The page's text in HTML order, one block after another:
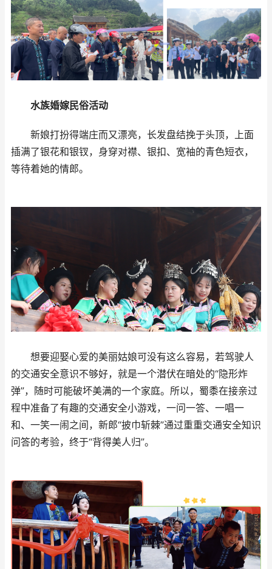
水族婚嫁民俗活动
新娘打扮得端庄而又漂亮，长发盘结挽于头顶，上面
插满了银花和银钗，身穿对襟、银扣、宽袖的青色短衣，
等待着她的情郎。
想要迎娶心爱的美丽姑娘可没有这么容易，若驾驶人
的交通安全意识不够好，就是一个潜伏在暗处的“隐形炸
弹”，随时可能破坏美满的一个家庭。所以，蜀黍在接亲过
程中准备了有趣的交通安全小游戏，一问一答、一唱一
和、一笑一闹之间，新郎“披巾斩棘”通过重重交通安全知识
问答的考验，终于“背得美人归”。